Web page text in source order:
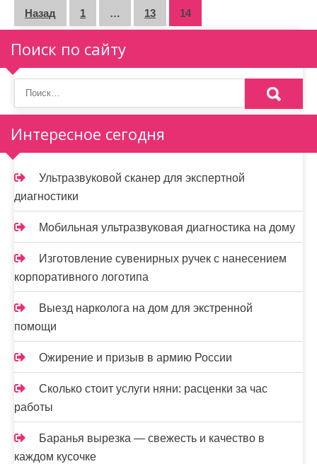
П
а
г
и
н
а
ц
и
я
з
а
п
и
с
е
й
Назад 1 … 13 14
Поиск по сайту
Интересное сегодня
Ультразвуковой сканер для экспертной
диагностики
Мобильная ультразвуковая диагностика на дому
Изготовление сувенирных ручек с нанесением
корпоративного логотипа
Выезд нарколога на дом для экстренной
помощи
Ожирение и призыв в армию России
Сколько стоит услуги няни: расценки за час
работы
Баранья вырезка — свежесть и качество в
каждом кусочке